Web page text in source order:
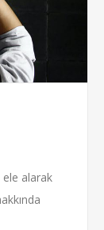
ele alarak